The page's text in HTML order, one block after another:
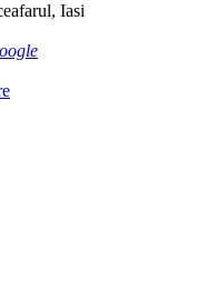
Iasi